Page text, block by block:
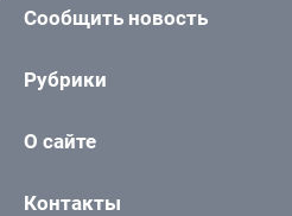
Сообщить новость
Рубрики
О сайте
Контакты